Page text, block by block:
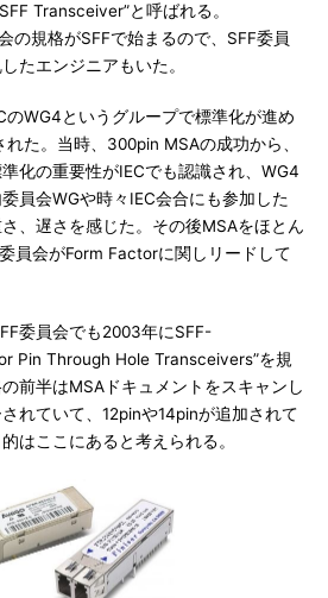
Transceiver”と呼ばれる。
の規格がSFFで始まるので、SFF委員
たエンジニアもいた。
WG4というグループで標準化が進め
た。当時、300pin MSAの成功から、
化の重要性がIECでも認識され、WG4
員会WGや時々IEC会合にも参加した
、遅さを感じた。その後MSAをほとん
員会がForm Factorに関しリードして
委員会でも2003年にSFF-
Pin Through Hole Transceivers”を規
前半はMSAドキュメントをスキャンし
れていて、12pinや14pinが追加されて
はここにあると考えられる。